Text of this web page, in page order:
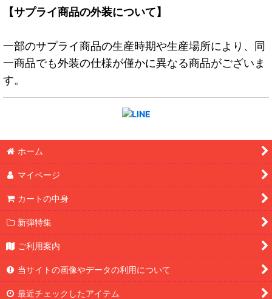
【サプライ商品の外装について】
一部のサプライ商品の生産時期や生産場所により、同
一商品でも外装の仕様が僅かに異なる商品がございま
す。
ホーム
マイページ
カートの中身
新弾特集
ご利用案内
当サイトの画像やデータの利用について
最近チェックしたアイテム